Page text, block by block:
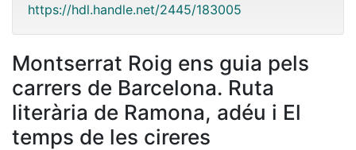
https://hdl.handle.net/2445/183005
Montserrat Roig ens guia pels
carrers de Barcelona. Ruta
literària de Ramona, adéu i El
temps de les cireres